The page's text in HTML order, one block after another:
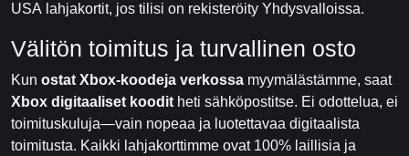
USA lahjakortit, jos tilisi on rekisteröity Yhdysvalloissa.
Välitön toimitus ja turvallinen osto
Kun ostat Xbox-koodeja verkossa myymälästämme, saat
Xbox digitaaliset koodit heti sähköpostitse. Ei odottelua, ei
toimituskuluja—vain nopeaa ja luotettavaa digitaalista
toimitusta. Kaikki lahjakorttimme ovat 100% laillisia ja